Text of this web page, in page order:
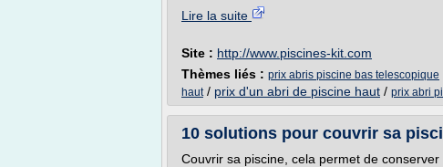
Lire la suite
Site : http://www.piscines-kit.com
Thèmes liés : prix abris piscine bas telescopique
haut/ prix d'un abri de piscine haut / prix abri
10 solutions pour couvrir sa
Couvrir sa piscine, cela permet de